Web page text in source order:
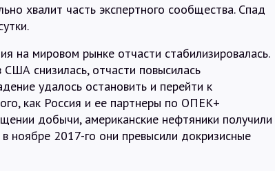
хвалит часть экспертного сообщества. Спад
на мировом рынке отчасти стабилизировалась.
США снизилась, отчасти повысилась
удалось остановить и перейти к
как Россия и ее партнеры по ОПЕК+
добычи, американские нефтяники получили
ноябре 2017-го они превысили докризисные